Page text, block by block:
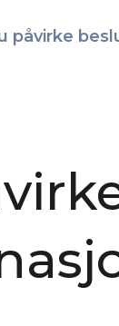
påvirke